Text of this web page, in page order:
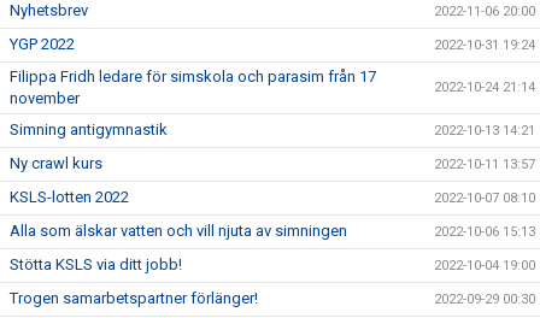
Nyhetsbrev 2022-11-06 20:00
YGP 2022 2022-10-31 19:24
Filippa Fridh ledare för simskola och parasim från 17
november
2022-10-24 21:14
Simning antigymnastik 2022-10-13 14:21
Ny crawl kurs 2022-10-11 13:57
KSLS-lotten 2022 2022-10-07 08:10
Alla som älskar vatten och vill njuta av simningen 2022-10-06 15:13
Stötta KSLS via ditt jobb! 2022-10-04 19:00
Trogen samarbetspartner förlänger! 2022-09-29 00:30